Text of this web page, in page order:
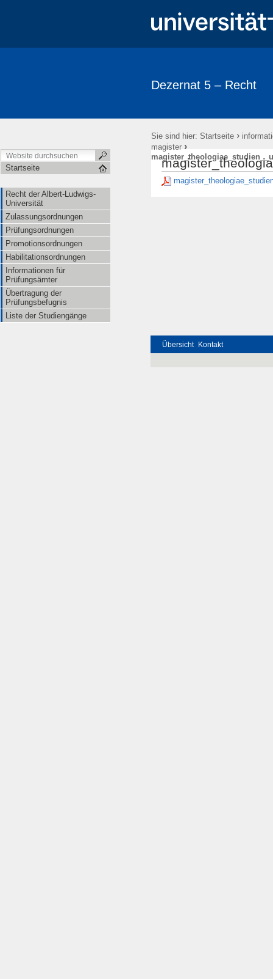
Dezernat 5 – Recht
Sie sind hier: Startseite ›
magister ›
Startseite
Recht der Albert-Ludwigs-
Universität
Zulassungsordnungen
Prüfungsordnungen
Promotionsordnungen
Habilitationsordnungen
Informationen für
Prüfungsämter
Übertragung der
Prüfungsbefugnis
Liste der Studiengänge
Übersicht Kontakt